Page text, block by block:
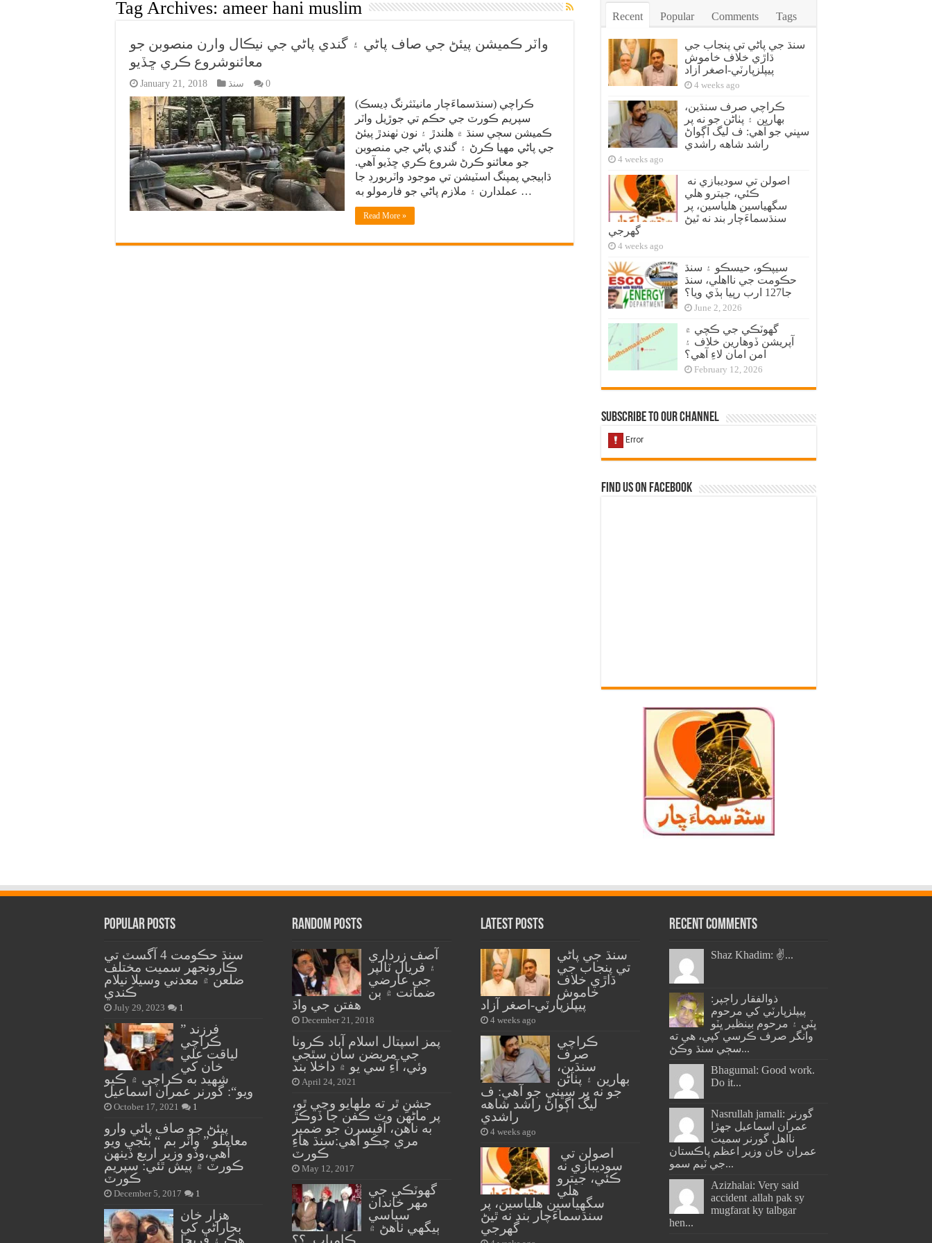
Tag Archives: ameer hani muslim
واٽر ڪميشن پيئڻ جي صاف پاڻي ۽ گندي پاڻي جي نيڪال وارن منصوبن جو
معائنوشروع ڪري ڇڏيو
January 21, 2018 سنڌ 0
ڪراچي (سنڌسماءَچار مانيٽثرنگ ڊيسڪ)
سپريم ڪورٽ جي حڪم تي جوڙيل واٽر
ڪميشن سڄي سنڌ ۾ هلندڙ ۽ نون ٺهندڙ پيئڻ
جي پاڻي مهيا ڪرڻ ۽ گندي پاڻي جي منصوبن
جو معائنو ڪرڻ شروع ڪري ڇڏيو آهي.
ڌاٻيجي پمپنگ اسٽيشن تي موجود واٽربورڊ جا
عملدارن ۽ ملازم پاڻي جو فارمولو به …
Read More »
Recent Popular Comments Tags
سنڌ جي پاڻي تي پنجاب جي
ڌاڙي خلاف خاموش
پيپلزپارٽي-اصغر آزاد
4 weeks ago
ڪراچي صرف سنڌين،
بهارين ۽ پٺاڻن جو نه پر
سڀني جو آهي: ف ليگ اڳواڻ
راشد شاهه راشدي
4 weeks ago
ڪئي، جيترو هلي
سگهياسين هلياسين، پر
سنڌسماءَچار بند نه ٿيڻ
گهرجي
4 weeks ago
سيپڪو، حيسڪو ۽ سنڌ
حڪومت جي نااهلي، سنڌ
جا127 ارب رپيا ٻڏي ويا؟
June 2, 2026
گهوٽڪي جي ڪچي ۾
آپريشن ڏوهارين خلاف ۽
امن امان لاءِ آهي؟
February 12, 2026
Subscribe to our Channel
Find us on Facebook
Popular Posts
سنڌ حڪومت 4 آگسٽ تي
ڪارونجهر سميت مختلف
ضلعن ۾ معدني وسيلا نيلام
ڪندي
July 29, 2023 1
” فرزند
ڪراچي
لياقت علي
خان کي
شهيد به ڪراچي ۾ ڪيو
ويو“: گورنر عمران اسماعيل
October 17, 2021 1
پيئڻ جو صاف پاڻي وارو
معاملو ” واٽر بم “ بڻجي ويو
آهي،وڏو وزير اربع ڏينهن
ڪورٽ ۾ پيش ٿئي: سپريم
ڪورٽ
December 5, 2017 1
هزار خان
بجاراڻي کي
هڪ ۽ فريحا
Random Posts
آصف زرداري
۽ فريال ٽالپر
جي عارضي
ضمانت ۾ ٻن
هفتن جي واڌ
December 21, 2018
پمز اسپتال اسلام آباد ڪرونا
جي مريضن سان سٿجي
وئي، آءِ سي يو ۾ داخلا بند
April 24, 2021
جشنِ ٿر ته ملهايو وڃي ٿو،
پر ماڻهن وٽ ڪفن جا ڏوڪڙ
به ناهن، آفيسرن جو ضمير
مري چڪو آهي:سنڌ هاءِ
ڪورٽ
May 12, 2017
گهوٽڪي جي
مهر خاندان
سياسي
ٻيگهي ٺاهڻ ۾
ڪامياب..؟؟
Latest Posts
سنڌ جي پاڻي
تي پنجاب جي
ڌاڙي خلاف
خاموش
پيپلزپارٽي-اصغر آزاد
4 weeks ago
ڪراچي
صرف
سنڌين،
بهارين ۽ پٺاڻن
جو نه پر سڀني جو آهي: ف
ليگ اڳواڻ راشد شاهه
راشدي
4 weeks ago
سوديبازي نه
ڪئي، جيترو
هلي
سگهياسين هلياسين، پر
سنڌسماءَچار بند نه ٿيڻ
گهرجي
Recent Comments
Shaz Khadim: ✌️...
ذوالفقار راڄپر:
پيپلزپارٽي کي مرحوم
ڀٽي ۽ مرحوم بينظير ڀٽو
وانگر صرف ڪرسي کپي، هي ته
سڄي سنڌ وڪڻ...
Bhagumal: Good work.
Do it...
Nasrullah jamali: گورنر
عمران اسماعيل جھڙا
نااهل گورنر سميت
عمران خان وزير اعظم پاڪستان
جي ٽيم سمو...
Azizhalai: Very said
accident .allah pak sy
mugfarat ky talbgar
hen...